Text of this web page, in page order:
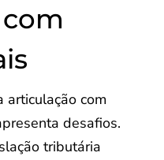
articulação com
desafios.
tributária